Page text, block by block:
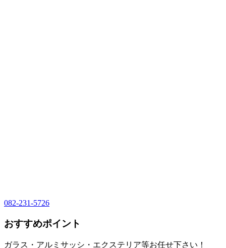
082-231-5726
おすすめポイント
ガラス・アルミサッシ・エクステリア等お任せ下さい！